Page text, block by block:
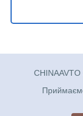
CHINAAVTO